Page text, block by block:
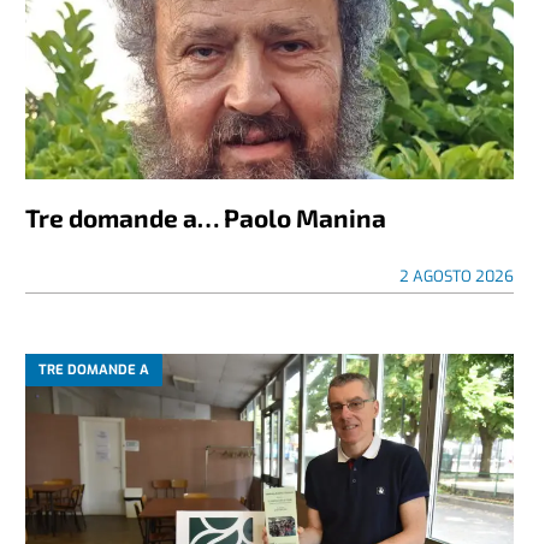
Tre domande a… Paolo Manina
2 AGOSTO 2026
TRE DOMANDE A